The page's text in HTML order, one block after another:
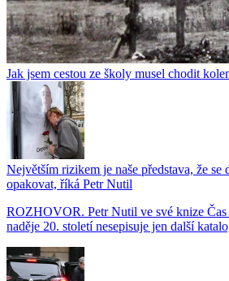
Jak jsem cestou ze školy musel chodit
Největším rizikem je naše představa, že se
opakovat, říká Petr Nutil
ROZHOVOR. Petr Nutil ve své knize Čas
naděje 20. století nesepisuje jen další